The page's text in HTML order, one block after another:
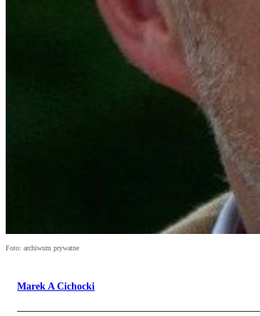
Foto: archiwum prywatne
Marek A Cichocki